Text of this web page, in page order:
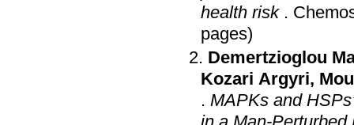
health risk .
pages)
Demertzioglou
Kozari Argyri,
. MAPKs and